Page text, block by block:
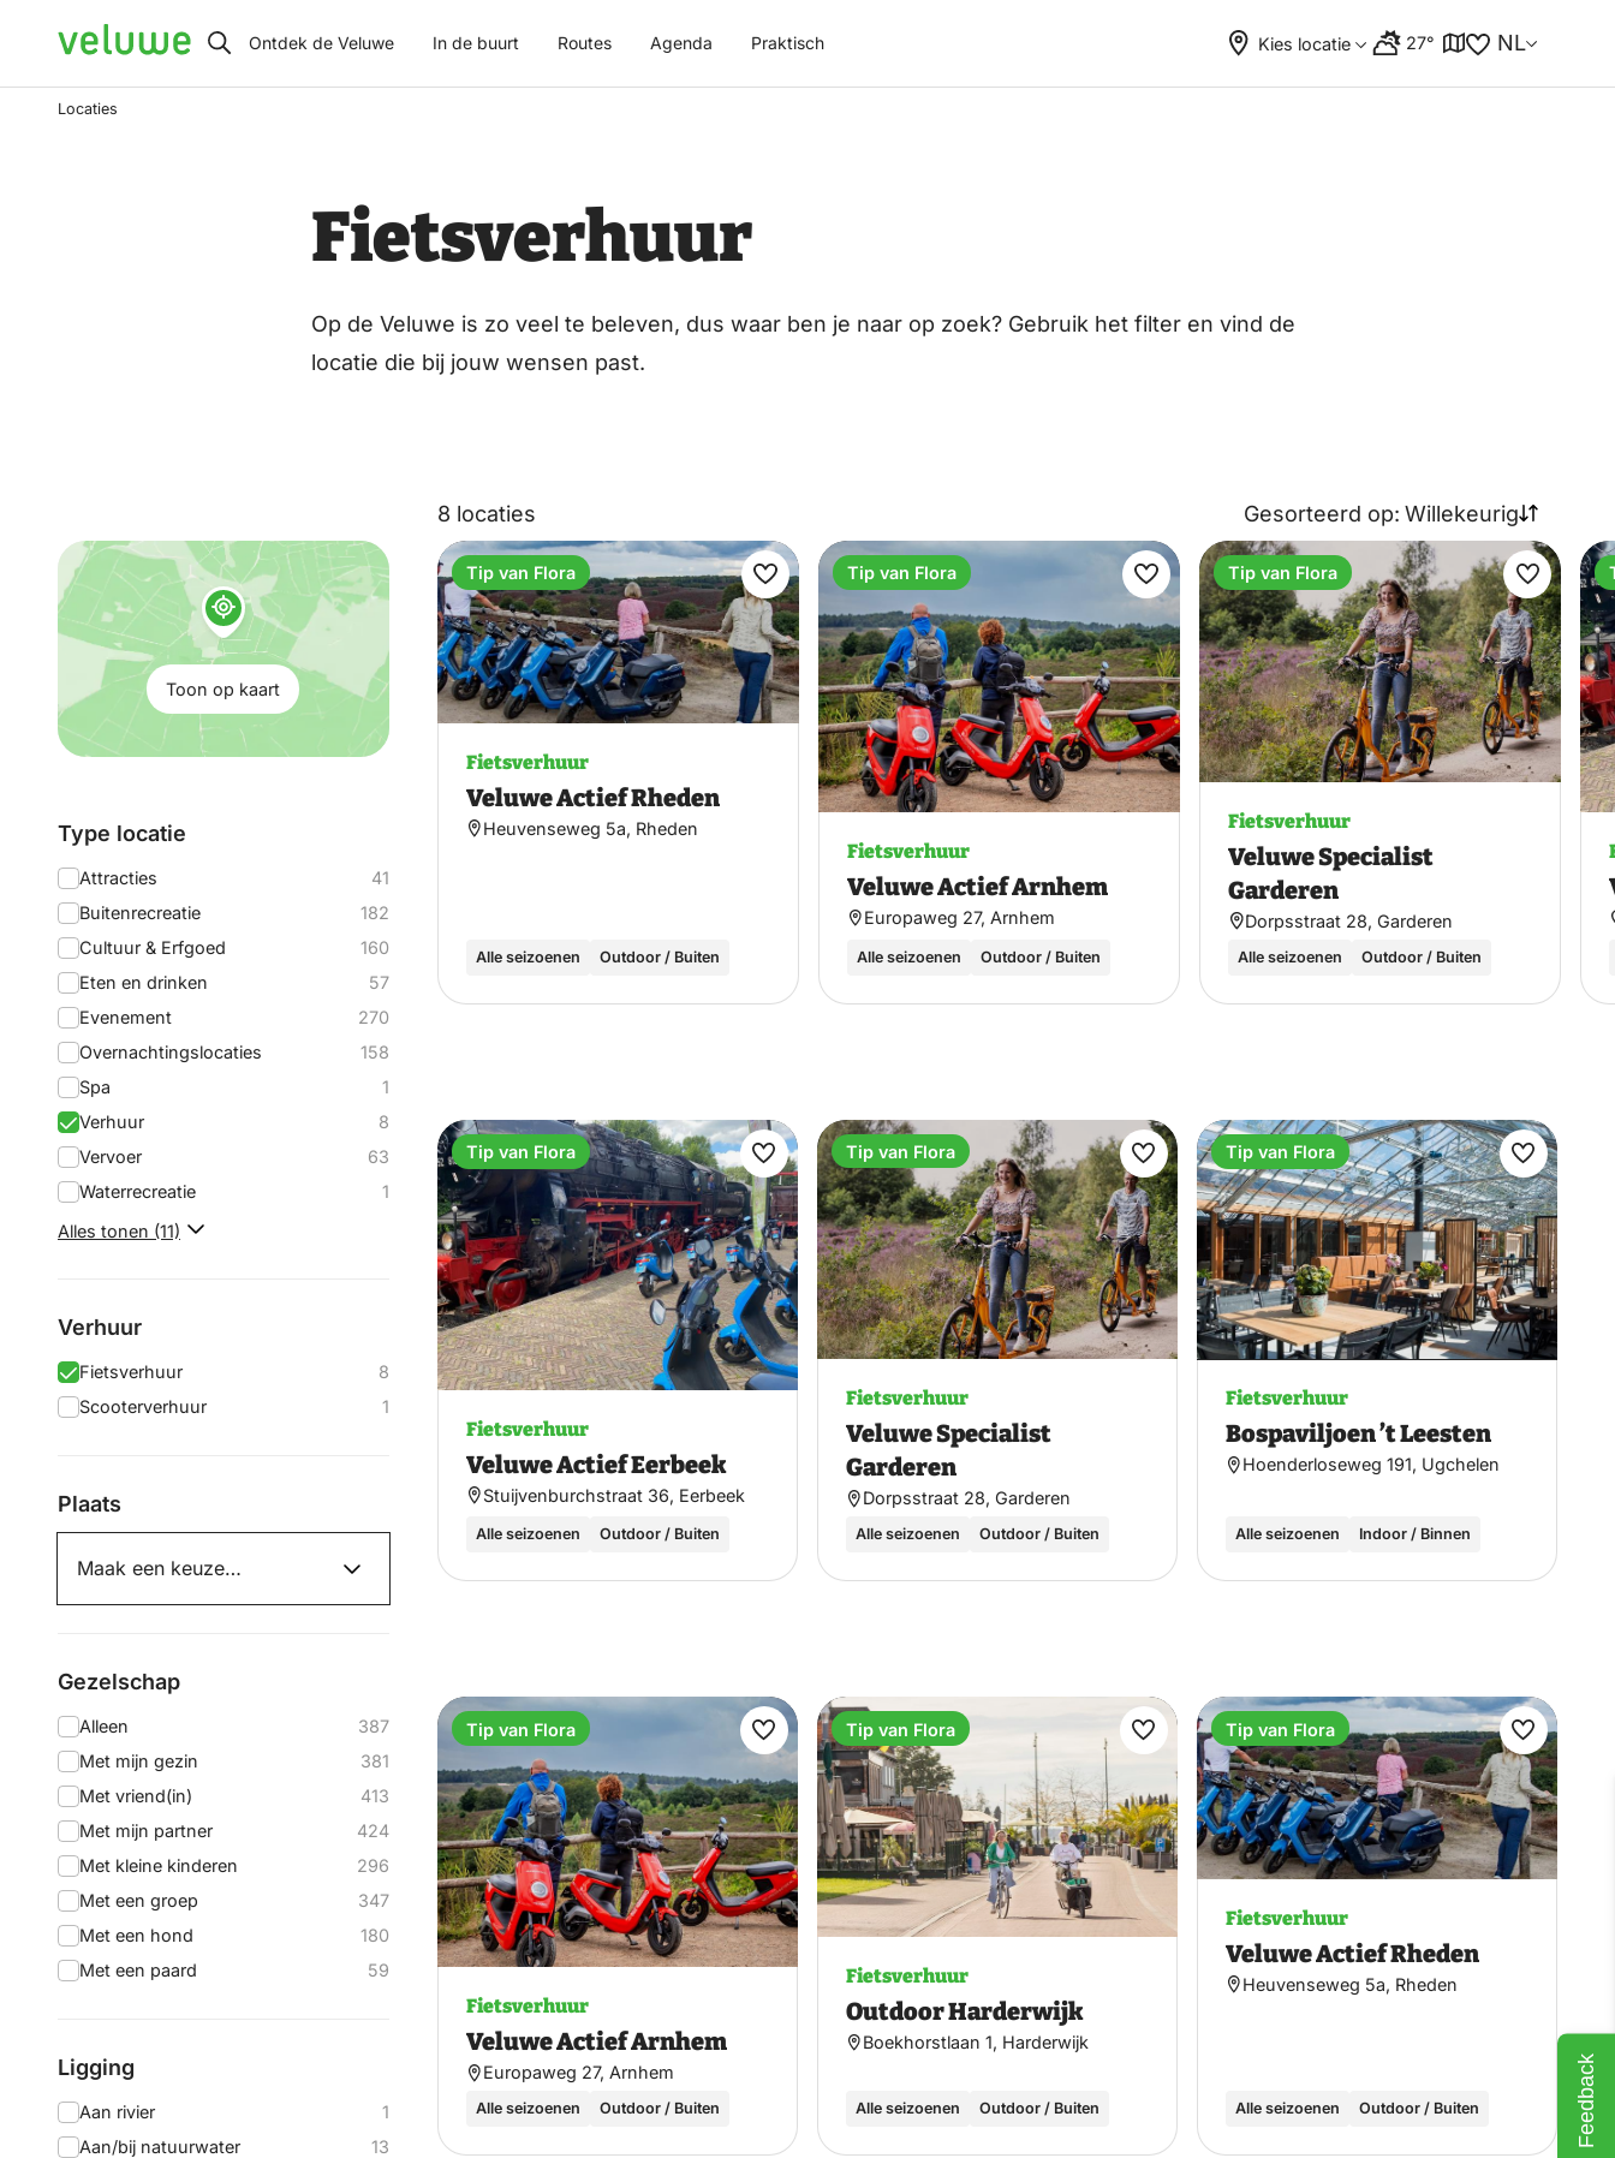
Veluwe Ontdek de Veluwe In de buurt Routes Agenda Praktisch Kies locatie 27° NL
Locaties
Fietsverhuur
Op de Veluwe is zo veel te beleven, dus waar ben je naar op zoek? Gebruik het filter en vind de
locatie die bij jouw wensen past.
8 locaties Gesorteerd op: Willekeurig
Fietsverhuur
Veluwe Actief Rheden
Heuvenseweg 5a, Rheden
Alle seizoenen Outdoor / Buiten
Tip van Flora
Maak
favoriet
Fietsverhuur
Veluwe Actief Arnhem
Europaweg 27, Arnhem
Alle seizoenen Outdoor / Buiten
Tip van Flora
Maak
favoriet
Fietsverhuur
Veluwe Specialist
Garderen
Dorpsstraat 28, Garderen
Alle seizoenen Outdoor / Buiten
Tip van Flora
Maak
favoriet
Fietsverhuur
Veluwe Actief Eerbeek
Stuijvenburchstraat 36, Eerbeek
Alle seizoenen Outdoor / Buiten
Tip van Flora
Maak
favoriet
Fietsverhuur
Veluwe Specialist
Garderen
Dorpsstraat 28, Garderen
Alle seizoenen Outdoor / Buiten
Tip van Flora
Maak
favoriet
Fietsverhuur
Bospaviljoen ’t Leesten
Hoenderloseweg 191, Ugchelen
Alle seizoenen Indoor / Binnen
Tip van Flora
Maak
favoriet
Fietsverhuur
Veluwe Actief Arnhem
Europaweg 27, Arnhem
Alle seizoenen Outdoor / Buiten
Tip van Flora
Maak
favoriet
Fietsverhuur
Outdoor Harderwijk
Boekhorstlaan 1, Harderwijk
Alle seizoenen Outdoor / Buiten
Tip van Flora
Maak
favoriet
Fietsverhuur
Veluwe Actief Rheden
Heuvenseweg 5a, Rheden
Alle seizoenen Outdoor / Buiten
Tip van Flora
Maak
favoriet
Toon
op
kaart:
Toon op kaart
Filteren
op:
Type locatie
Attracties
41
Buitenrecreatie
182
Cultuur & Erfgoed
160
Eten en drinken
57
Evenement
270
Overnachtingslocaties
158
Spa
1
Verhuur
8
Vervoer
63
Waterrecreatie
1
Alles tonen (11)
Verhuur
Fietsverhuur
8
Scooterverhuur
1
Plaats
Gezelschap
Alleen
387
Met mijn gezin
381
Met vriend(in)
413
Met mijn partner
424
Met kleine kinderen
296
Met een groep
347
Met een hond
180
Met een paard
59
Ligging
Aan rivier
1
Aan/bij natuurwater
13
Feedback